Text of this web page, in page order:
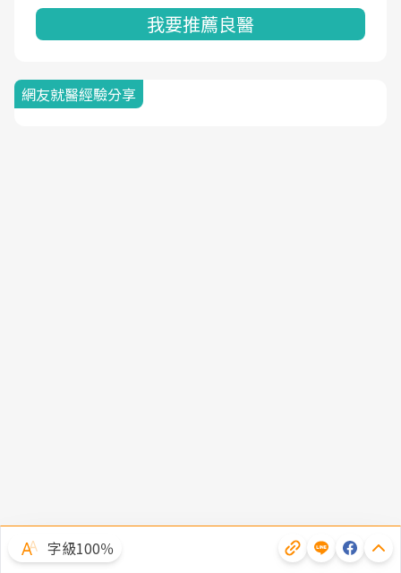
我要推薦良醫
網友就醫經驗分享
字級100％